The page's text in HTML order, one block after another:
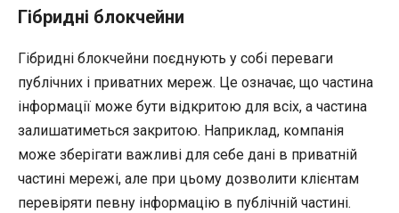
Гібридні блокчейни
Гібридні блокчейни поєднують у собі переваги
публічних і приватних мереж. Це означає, що частина
інформації може бути відкритою для всіх, а частина
залишатиметься закритою. Наприклад, компанія
може зберігати важливі для себе дані в приватній
частині мережі, але при цьому дозволити клієнтам
перевіряти певну інформацію в публічній частині.